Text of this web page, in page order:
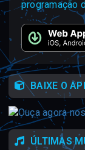
programação
BAIXE O
ÚLTIMAS